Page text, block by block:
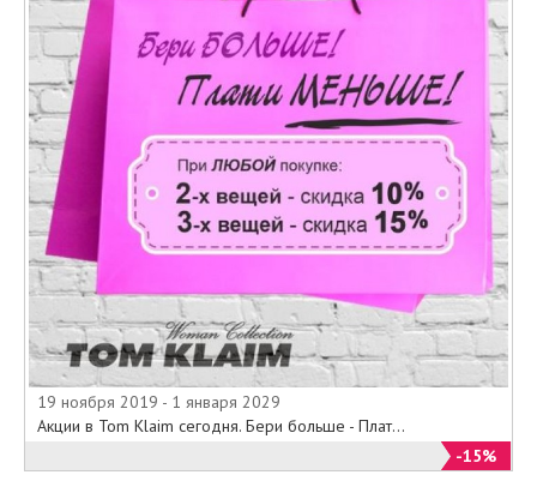
19 ноября 2019 - 1 января 2029
Акции в Tom Klaim сегодня. Бери больше - Плат...
-15%